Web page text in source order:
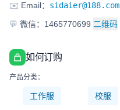
✉️ Email： sidaier@188.com
💬 微信：1465770699 二维码
如何订购
产品分类：
工作服 校服